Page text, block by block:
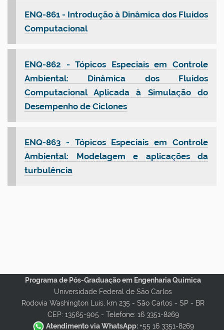
ENQ-861 - Introdução à Dinâmica dos Fluidos
Computacional
ENQ-862 - Tópicos Especiais em Controle
Ambiental: Dinâmica dos Fluidos
Computacional Aplicada à Simulação do
Desempenho de Ciclones
ENQ-863 - Tópicos Especiais em Controle
Ambiental: Modelagem e aplicações da
turbulência
Programa de Pós-Graduação em Engenharia Química
Universidade Federal de São Carlos
Rodovia Washington Luis, km 235 - São Carlos - SP - BR
CEP: 13565-905 - Telefone: 16 3351-8269
Atendimento via WhatsApp:+55 16 3351-8269